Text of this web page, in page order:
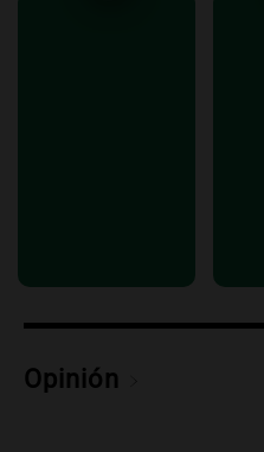
Audio.Investigan
la cooperativa
María
Opinión